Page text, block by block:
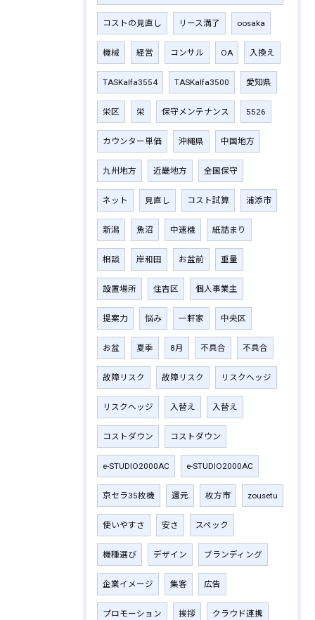
コストの見直し リース満了 oosaka
機械 経営 コンサル OA 入換え
TASKalfa3554 TASKalfa3500 愛知県
栄区 栄 保守メンテナンス 5526
カウンター単価 沖縄県 中国地方
九州地方 近畿地方 全国保守
ネット 見直し コスト試算 浦添市
新潟 魚沼 中速機 紙詰まり
相談 岸和田 お盆前 重量
設置場所 住吉区 個人事業主
提案力 悩み 一軒家 中央区
お盆 夏季 8月 不具合 不具合
故障リスク 故障リスク リスクヘッジ
リスクヘッジ 入替え 入替え
コストダウン コストダウン
e-STUDIO2000AC e-STUDIO2000AC
京セラ35枚機 還元 枚方市 zousetu
使いやすさ 安さ スペック
機種選び デザイン ブランディング
企業イメージ 集客 広告
プロモーション 挨拶 クラウド連携